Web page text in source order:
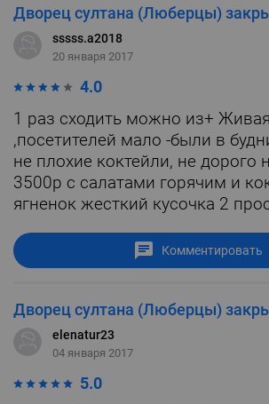
Дворец султана (Люберцы)
sssss.a2018
20 января 2017
4.0
1 раз сходить можно из+
,посетителей мало -были в
не плохие коктейли, не дорого
3500р с салатами горячим и
ягненок жесткий кусочка 2
Комментировать
Дворец султана (Люберцы)
elenatur23
04 января 2017
5.0